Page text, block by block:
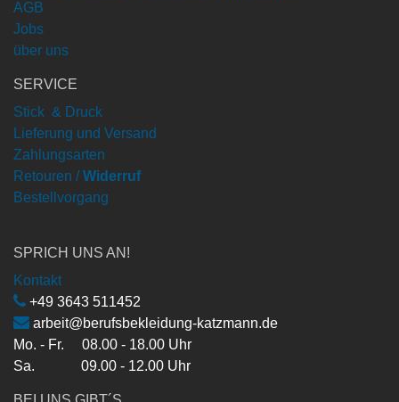
AGB
Jobs
über uns
SERVICE
Stick & Druck
Lieferung und Versand
Zahlungsarten
Retouren / Widerruf
Bestellvorgang
SPRICH UNS AN!
Kontakt
+49 3643 511452
arbeit@berufsbekleidung-katzmann.de
Mo. - Fr. 08.00 - 18.00 Uhr
Sa. 09.00 - 12.00 Uhr